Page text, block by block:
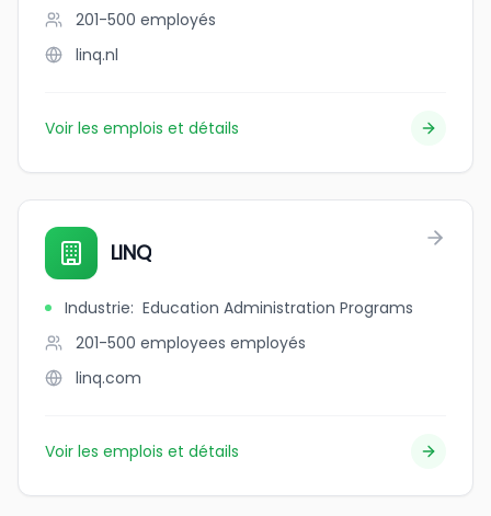
201-500 employés
linq.nl
Voir les emplois et détails
LINQ
Industrie: Education Administration Programs
201-500 employees employés
linq.com
Voir les emplois et détails